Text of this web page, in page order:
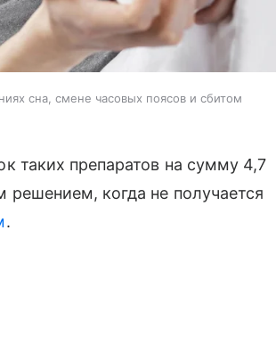
сна, смене часовых поясов и сбитом
таких препаратов на сумму 4,7
когда не получается
.